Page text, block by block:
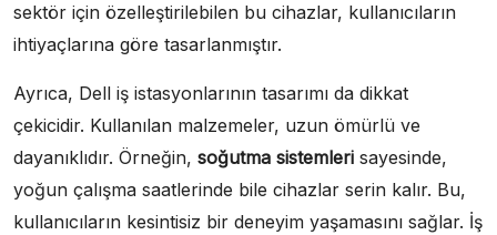
sektör için özelleştirilebilen bu cihazlar, kullanıcıların
ihtiyaçlarına göre tasarlanmıştır.
Ayrıca, Dell iş istasyonlarının tasarımı da dikkat
çekicidir. Kullanılan malzemeler, uzun ömürlü ve
dayanıklıdır. Örneğin, soğutma sistemleri sayesinde,
yoğun çalışma saatlerinde bile cihazlar serin kalır. Bu,
kullanıcıların kesintisiz bir deneyim yaşamasını sağlar. İş